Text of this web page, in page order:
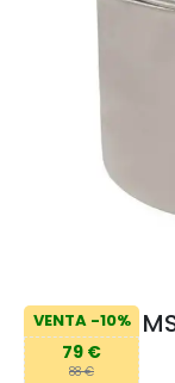
VENTA -10%
79 €
88 €